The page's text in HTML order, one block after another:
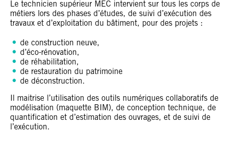
Le technicien supérieur MEC intervient sur tous les corps de
métiers lors des phases d’études, de suivi d’exécution des
travaux et d’exploitation du bâtiment, pour des projets :
de construction neuve,
d’éco-rénovation,
de réhabilitation,
de restauration du patrimoine
de déconstruction.
Il maitrise l’utilisation des outils numériques collaboratifs de
modélisation (maquette BIM), de conception technique, de
quantification et d’estimation des ouvrages, et de suivi de
l’exécution.